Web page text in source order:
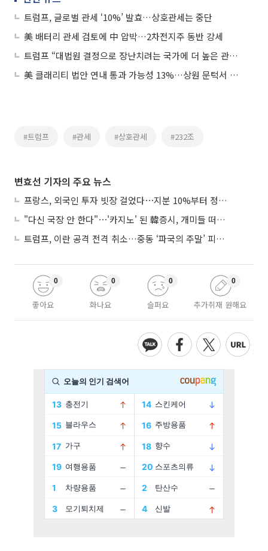
트럼프, 글로벌 관세 ‘10%’ 발효…상호관세는 중단
美 배터리 관세 검토에 中 압박…2차전지주 동반 강세
트럼프 “대법원 결정으로 장난치려는 국가에 더 높은 관세 부과할 것”
美 클래리티 법안 연내 통과 가능성 13%…상원 문턱서 제동
#트럼프 #관세 #상호관세 #232조
변효선 기자의 주요 뉴스
프랑스, 외국인 투자 빗장 걸었다⋯지분 10%부터 정부가 승인
"다신 국장 안 한다"⋯'카지노' 된 韓증시, 개미들 떠난다
트럼프, 이란 공격 전격 취소…중동 ‘파국의 주말’ 피했다
좋아요
0
화나요
0
슬퍼요
0
추가취재 원해요
0